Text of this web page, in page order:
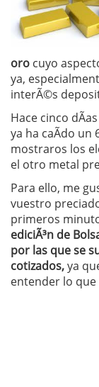
oro cuyo
ya,
interÃ©s
Hace cinco dÃ­as
ya ha caÃ­do un
mostraros los
el otro metal
Para ello, me
vuestro
primeros
ediciÃ³n de
por las que se
cotizados,ya
entender lo que